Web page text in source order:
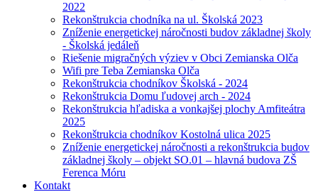
2022
Rekonštrukcia chodníka na ul. Školská 2023
Zníženie energetickej náročnosti budov základnej školy
- Školská jedáleň
Riešenie migračných výziev v Obci Zemianska Olča
Wifi pre Teba Zemianska Olča
Rekonštrukcia chodníkov Školská - 2024
Rekonštrukcia Domu ľudovej arch - 2024
Rekonštrukcia hľadiska a vonkajšej plochy Amfiteátra
2025
Rekonštrukcia chodníkov Kostolná ulica 2025
Zníženie energetickej náročnosti a rekonštrukcia budov
základnej školy – objekt SO.01 – hlavná budova ZŠ
Ferenca Móru
Kontakt